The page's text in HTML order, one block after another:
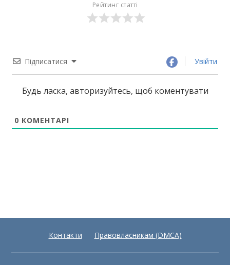
Рейтинг статті
Підписатися Увійти
Будь ласка, авторизуйтесь, щоб коментувати
0 КОМЕНТАРІ
Контакти Правовласникам (DMCA)